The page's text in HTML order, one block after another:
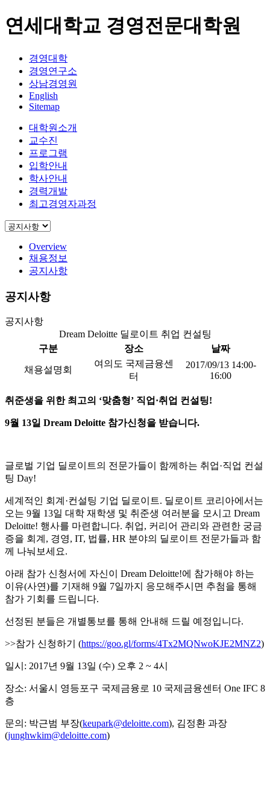
연세대학교 경영전문대학원
경영대학
경영연구소
상남경영원
English
Sitemap
대학원소개
교수진
프로그램
입학안내
학사안내
경력개발
최고경영자과정
Overview
채용정보
공지사항
공지사항
공지사항
Dream Deloitte 딜로이트 취업 컨설팅
구분
장소 날짜
채용설명회
여의도 국제금융센
터
2017/09/13 14:00-
16:00
취준생을 위한 최고의 ‘맞춤형’ 직업·취업 컨설팅!
9월 13일 Dream Deloitte 참가신청을 받습니다.
글로벌 기업 딜로이트의 전문가들이 함께하는 취업·직업 컨설
팅 Day!
세계적인 회계·컨설팅 기업 딜로이트. 딜로이트 코리아에서는
오는 9월 13일 대학 재학생 및 취준생 여러분을 모시고 Dream
Deloitte! 행사를 마련합니다. 취업, 커리어 관리와 관련한 궁금
증을 회계, 경영, IT, 법률, HR 분야의 딜로이트 전문가들과 함
께 나눠보세요.
아래 참가 신청서에 자신이 Dream Deloitte!에 참가해야 하는
이유(사연)를 기재해 9월 7일까지 응모해주시면 추첨을 통해
참가 기회를 드립니다.
선정된 분들은 개별통보를 통해 안내해 드릴 예정입니다.
>>참가 신청하기 (https://goo.gl/forms/4Tx2MQNwoKJE2MNZ2)
일시: 2017년 9월 13일 (수) 오후 2 ~ 4시
장소: 서울시 영등포구 국제금융로 10 국제금융센터 One IFC 8
층
문의: 박근범 부장(keupark@deloitte.com), 김정환 과장
(junghwkim@deloitte.com)